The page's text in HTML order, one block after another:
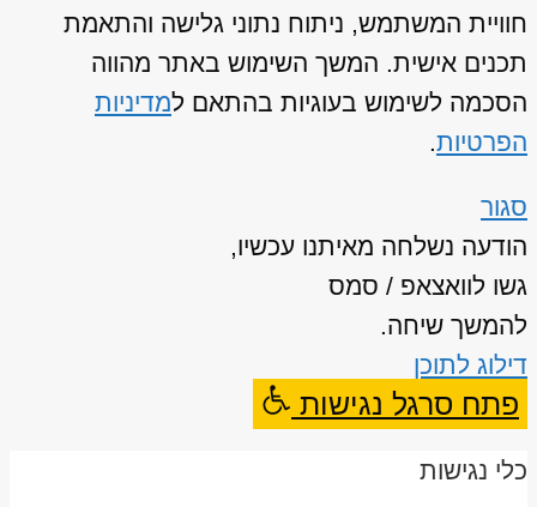
חוויית המשתמש, ניתוח נתוני גלישה והתאמת
תכנים אישית. המשך השימוש באתר מהווה
הסכמה לשימוש בעוגיות בהתאם למדיניות
הפרטיות.
סגור
הודעה נשלחה מאיתנו עכשיו,
גשו לוואצאפ / סמס
להמשך שיחה.
דילוג לתוכן
פתח סרגל נגישות
כלי נגישות